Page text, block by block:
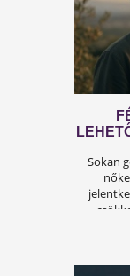
A
A
az